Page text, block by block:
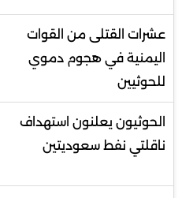
عشرات القتلى من القوات
اليمنية في هجوم دموي
للحوثيين
الحوثيون يعلنون استهداف
ناقلتي نفط سعوديتين